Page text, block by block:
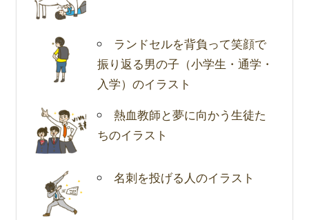
ランドセルを背負って笑顔で
振り返る男の子（小学生・通学・
入学）のイラスト
熱血教師と夢に向かう生徒た
ちのイラスト
名刺を投げる人のイラスト